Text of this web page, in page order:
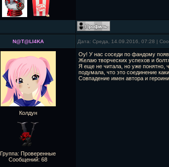
N@T@LI4KA Дата: Среда, 14.09.2016, 07:28 |
Колдун
Группа: Проверенные
Сообщений: 68
Оу! У нас соседи по фандому
Желаю творческих успехов и
Я еще не читала, но уже понятно,
подумала, что это соединение
Совпадение имен автора и